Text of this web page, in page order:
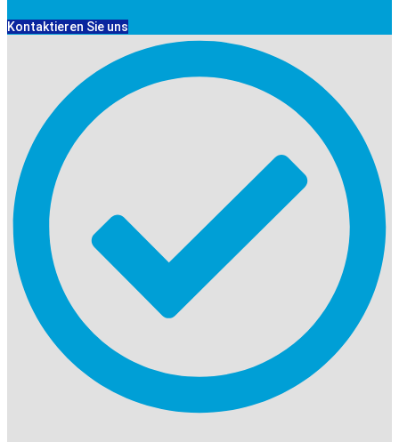
Kontaktieren Sie uns